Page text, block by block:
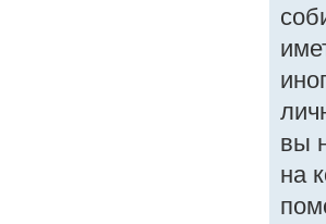
вы
на